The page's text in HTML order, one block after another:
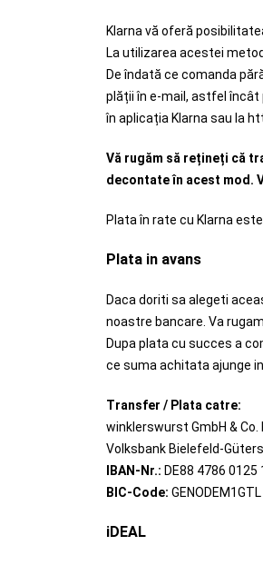
Klarna vă oferă
La utilizarea acestei
De îndată ce comanda
plății în e-mail, astfel
în aplicația Klarna sau la
Vă rugăm să rețineți că
decontate în acest mod.
Plata în rate cu Klarna
Plata in avans
Daca doriti sa alegeti
noastre bancare. Va
Dupa plata cu succes a
ce suma achitata ajunge
Transfer / Plata catre:
winklerswurst GmbH & Co.
Volksbank Bielefeld-
IBAN-Nr.: DE88 4786 0125
BIC-Code: GENODEM1GTL
iDEAL